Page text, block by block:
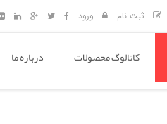
ثبت نام ورود
کاتالوگ محصولات درباره ما